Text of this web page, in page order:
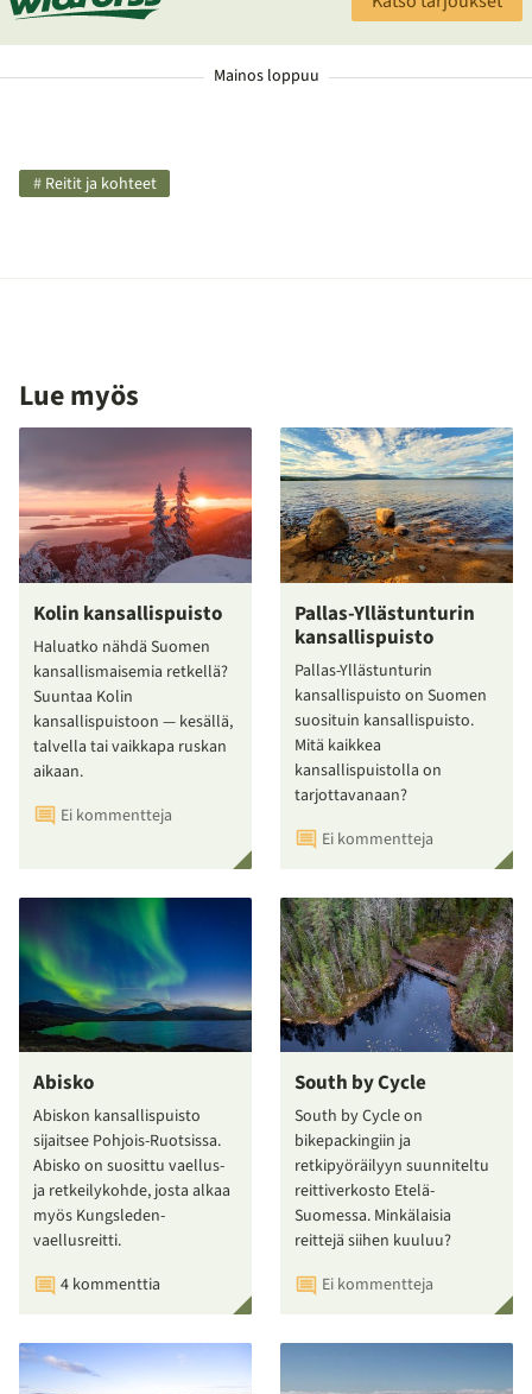
Mainos loppuu
Kategoriat
Reitit ja kohteet
Lue myös
Kolin kansallispuisto
Haluatko nähdä Suomen
kansallismaisemia retkellä?
Suuntaa Kolin
kansallispuistoon — kesällä,
talvella tai vaikkapa ruskan
aikaan.
Ei kommentteja
Pallas-Yllästunturin
kansallispuisto
Pallas-Yllästunturin
kansallispuisto on Suomen
suosituin kansallispuisto.
Mitä kaikkea
kansallispuistolla on
tarjottavanaan?
Ei kommentteja
Abisko
Abiskon kansallispuisto
sijaitsee Pohjois-Ruotsissa.
Abisko on suosittu vaellus-
ja retkeilykohde, josta alkaa
myös Kungsleden-
vaellusreitti.
4 kommenttia
South by Cycle
South by Cycle on
bikepackingiin ja
retkipyöräilyyn suunniteltu
reittiverkosto Etelä-
Suomessa. Minkälaisia
reittejä siihen kuuluu?
Ei kommentteja